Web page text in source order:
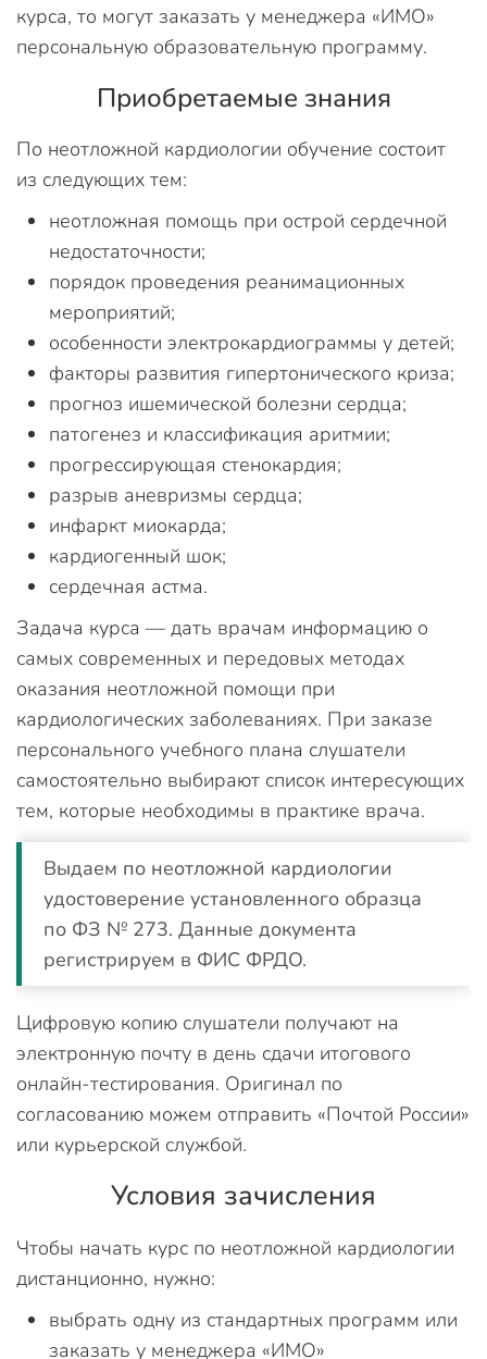
курса, то могут заказать у менеджера «ИМО»
персональную образовательную программу.
Приобретаемые знания
По неотложной кардиологии обучение состоит
из следующих тем:
неотложная помощь при острой сердечной
недостаточности;
порядок проведения реанимационных
мероприятий;
особенности электрокардиограммы у детей;
факторы развития гипертонического криза;
прогноз ишемической болезни сердца;
патогенез и классификация аритмии;
прогрессирующая стенокардия;
разрыв аневризмы сердца;
инфаркт миокарда;
кардиогенный шок;
сердечная астма.
Задача курса — дать врачам информацию о
самых современных и передовых методах
оказания неотложной помощи при
кардиологических заболеваниях. При заказе
персонального учебного плана слушатели
самостоятельно выбирают список интересующих
тем, которые необходимы в практике врача.
Выдаем по неотложной кардиологии
удостоверение установленного образца
по ФЗ № 273. Данные документа
регистрируем в ФИС ФРДО.
Цифровую копию слушатели получают на
электронную почту в день сдачи итогового
онлайн-тестирования. Оригинал по
согласованию можем отправить «Почтой России»
или курьерской службой.
Условия зачисления
Чтобы начать курс по неотложной кардиологии
дистанционно, нужно:
выбрать одну из стандартных программ или
заказать у менеджера «ИМО»